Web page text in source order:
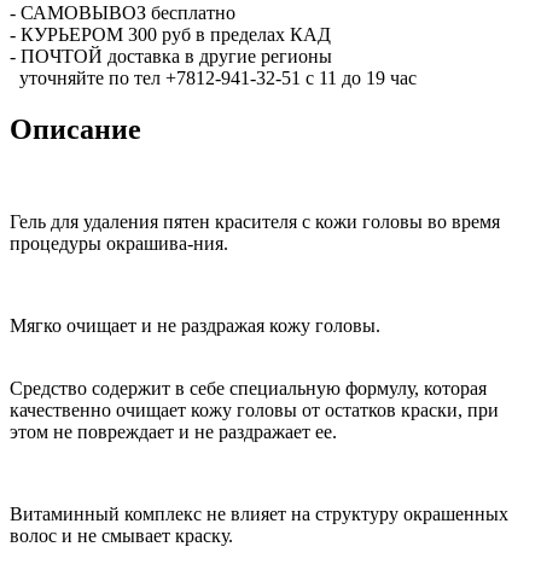
- САМОВЫВОЗ бесплатно
- КУРЬЕРОМ 300 руб в пределах КАД
- ПОЧТОЙ доставка в другие регионы
уточняйте по тел +7812-941-32-51 с 11 до 19 час
Описание
Гель для удаления пятен красителя с кожи головы во время
процедуры окрашива-ния.
Мягко очищает и не раздражая кожу головы.
Средство содержит в себе специальную формулу, которая
качественно очищает кожу головы от остатков краски, при
этом не повреждает и не раздражает ее.
Витаминный комплекс не влияет на структуру окрашенных
волос и не смывает краску.